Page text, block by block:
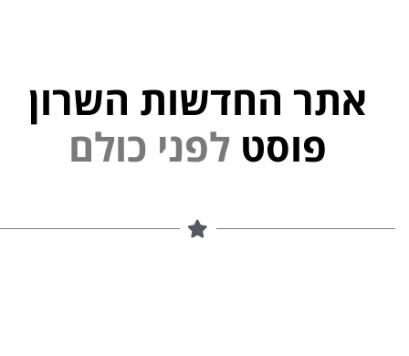
אתר החדשות השרון
פוסט
ל ם